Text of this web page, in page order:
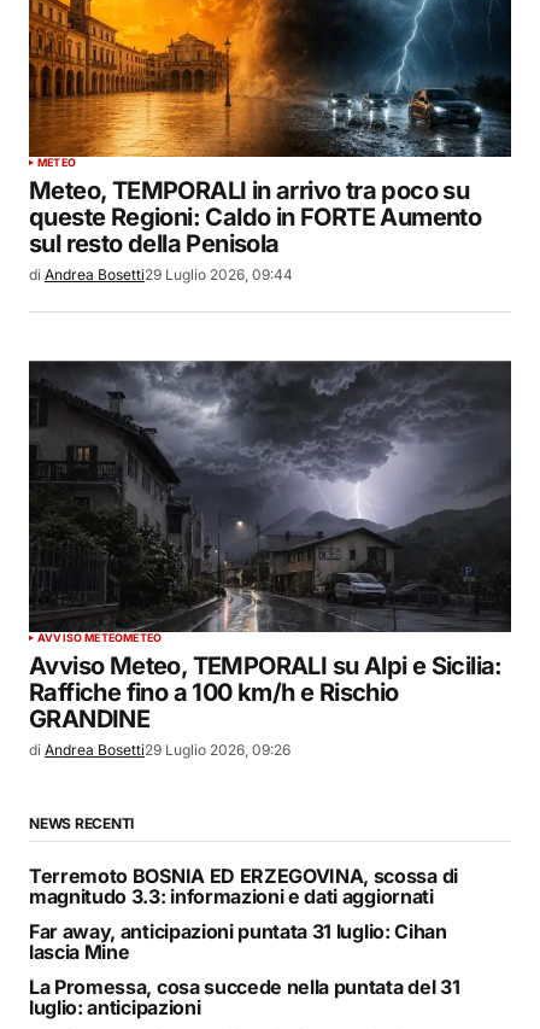
METEO
Meteo, TEMPORALI in arrivo tra poco su
queste Regioni: Caldo in FORTE Aumento
sul resto della Penisola
di Andrea Bosetti29 Luglio 2026, 09:44
AVVISO METEOMETEO
Avviso Meteo, TEMPORALI su Alpi e Sicilia:
Raffiche fino a 100 km/h e Rischio
GRANDINE
di Andrea Bosetti29 Luglio 2026, 09:26
NEWS RECENTI
Terremoto BOSNIA ED ERZEGOVINA, scossa di
magnitudo 3.3: informazioni e dati aggiornati
Far away, anticipazioni puntata 31 luglio: Cihan
lascia Mine
La Promessa, cosa succede nella puntata del 31
luglio: anticipazioni